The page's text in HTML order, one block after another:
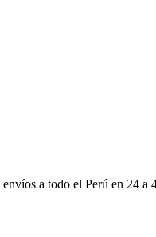
a todo el Perú en 24 a